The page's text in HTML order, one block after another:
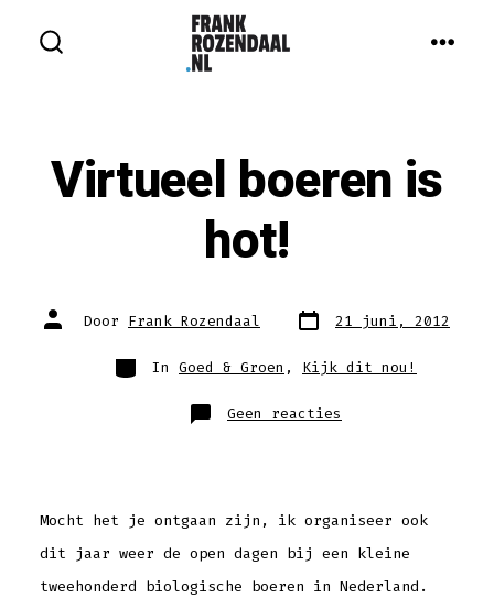
overslaan
IN-/UITSCHAKELEN
Virtueel boeren is
hot!
Auteur
van Door Frank Rozendaal Berichtdatum
21 juni, 2012
Categorieën
In Goed & Groen , Kijk dit nou!
Geen reacties
Virtueel
Mocht het je ontgaan zijn, ik organiseer ook
dit jaar weer de open dagen bij een kleine
tweehonderd biologische boeren in Nederland.